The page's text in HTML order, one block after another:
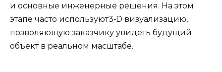
и основные инженерные решения. На этом
этапе часто используют3‑D визуализацию,
позволяющую заказчику увидеть будущий
объект в реальном масштабе.